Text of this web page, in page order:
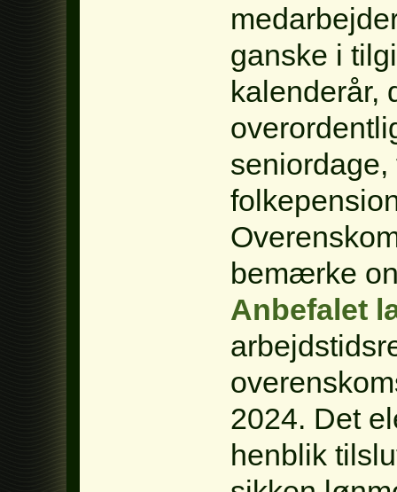
ganske i
kalenderår,
bemærke
Anbefalet
2024. Det
henblik